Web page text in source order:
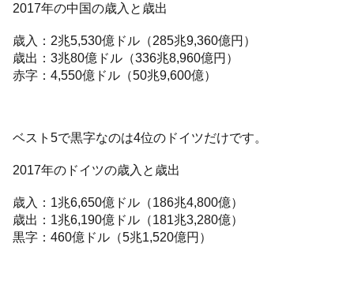
2017年の中国の歳入と歳出
歳入：2兆5,530億ドル（285兆9,360億円）
歳出：3兆80億ドル（336兆8,960億円）
赤字：4,550億ドル（50兆9,600億）
ベスト5で黒字なのは4位のドイツだけです。
2017年のドイツの歳入と歳出
歳入：1兆6,650億ドル（186兆4,800億）
歳出：1兆6,190億ドル（181兆3,280億）
黒字：460億ドル（5兆1,520億円）